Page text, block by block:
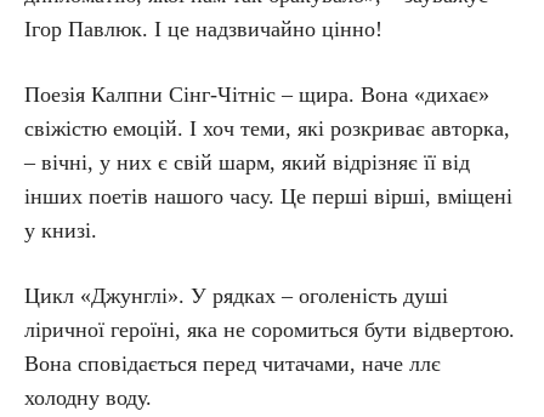
Ігор Павлюк. І це надзвичайно цінно!
Поезія Калпни Сінг-Чітніс – щира. Вона «дихає»
свіжістю емоцій. І хоч теми, які розкриває авторка,
– вічні, у них є свій шарм, який відрізняє її від
інших поетів нашого часу. Це перші вірші, вміщені
у книзі.
Цикл «Джунглі». У рядках – оголеність душі
ліричної героїні, яка не соромиться бути відвертою.
Вона сповідається перед читачами, наче ллє
холодну воду.